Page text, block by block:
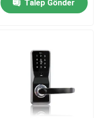
Giriş SistemiTalep Gönder